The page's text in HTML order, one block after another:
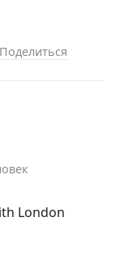
Поделиться
London